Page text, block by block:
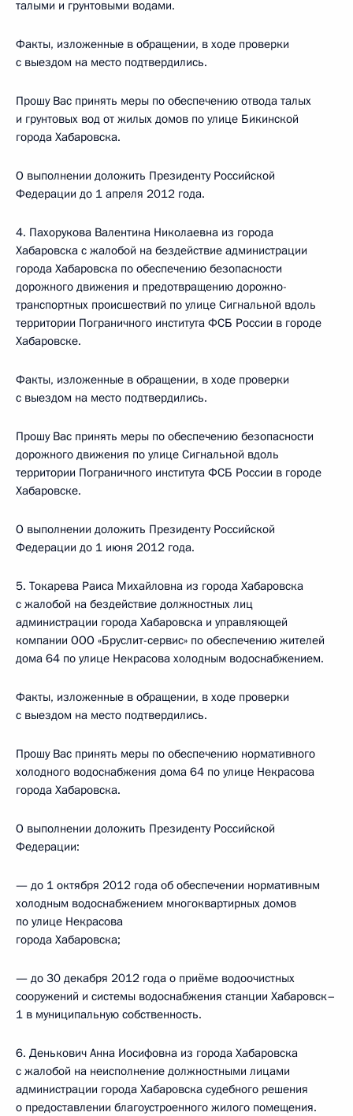
талыми и грунтовыми водами.
Факты, изложенные в обращении, в ходе проверки
с выездом на место подтвердились.
Прошу Вас принять меры по обеспечению отвода талых
и грунтовых вод от жилых домов по улице Бикинской
города Хабаровска.
О выполнении доложить Президенту Российской
Федерации до 1 апреля 2012 года.
4. Пахорукова Валентина Николаевна из города
Хабаровска с жалобой на бездействие администрации
города Хабаровска по обеспечению безопасности
дорожного движения и предотвращению дорожно-
транспортных происшествий по улице Сигнальной вдоль
территории Пограничного института ФСБ России в городе
Хабаровске.
Факты, изложенные в обращении, в ходе проверки
с выездом на место подтвердились.
Прошу Вас принять меры по обеспечению безопасности
дорожного движения по улице Сигнальной вдоль
территории Пограничного института ФСБ России в городе
Хабаровске.
О выполнении доложить Президенту Российской
Федерации до 1 июня 2012 года.
5. Токарева Раиса Михайловна из города Хабаровска
с жалобой на бездействие должностных лиц
администрации города Хабаровска и управляющей
компании ООО «Бруслит-сервис» по обеспечению жителей
дома 64 по улице Некрасова холодным водоснабжением.
Факты, изложенные в обращении, в ходе проверки
с выездом на место подтвердились.
Прошу Вас принять меры по обеспечению нормативного
холодного водоснабжения дома 64 по улице Некрасова
города Хабаровска.
О выполнении доложить Президенту Российской
Федерации:
— до 1 октября 2012 года об обеспечении нормативным
холодным водоснабжением многоквартирных домов
по улице Некрасова
города Хабаровска;
— до 30 декабря 2012 года о приёме водоочистных
сооружений и системы водоснабжения станции Хабаровск–
1 в муниципальную собственность.
6. Денькович Анна Иосифовна из города Хабаровска
с жалобой на неисполнение должностными лицами
администрации города Хабаровска судебного решения
о предоставлении благоустроенного жилого помещения.